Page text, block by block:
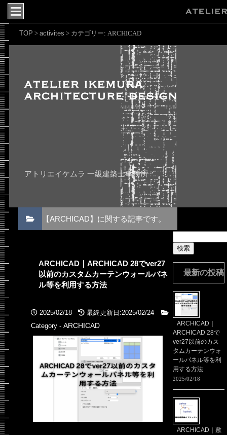
TOP > activites > カテゴリー: ARCHICAD
アトリエイケムラ 一級建築士事務所
【ARCHICAD】に関する記事です。
ARCHICAD｜ARCHICAD 28でver27
以前のカスタムカーテンウォールパネ
ル等を利用する方法
2025/02/18
最終更新日:2025/02/24
Category - ARCHICAD
索:
最新の投稿
ARCHICAD｜
ARCHICAD 28で
ver27以前のカス
タムカーテンウォ
ールパネル等を利
用する方法
2025/02/18
ARCHICAD｜敷